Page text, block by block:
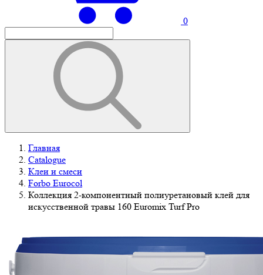
0
Главная
Catalogue
Клеи и смеси
Forbo Eurocol
Коллекция 2-компонентный полиуретановый клей для
искусственной травы 160 Euromix Turf Pro